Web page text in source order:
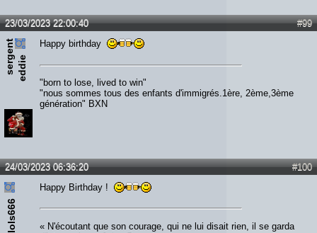
#99
23/03/2023 22:00:40
s
e
rg
e
n
t
e
d
d
ie
Happy birthday
"born to lose, lived to win"
"nous sommes tous des enfants d'immigrés.1ère, 2ème,3ème
génération" BXN
#100
24/03/2023 06:36:20
Happy Birthday !
« N'écoutant que son courage, qui ne lui disait rien, il se garda